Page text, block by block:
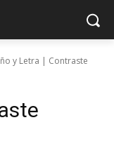
y Letra | Contraste